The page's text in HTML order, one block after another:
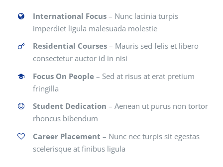
International Focus – Nunc lacinia turpis
imperdiet ligula malesuada molestie
Residential Courses – Mauris sed felis et libero
consectetur auctor id in nisi
Focus On People – Sed at risus at erat pretium
fringilla
Student Dedication – Aenean ut purus non tortor
rhoncus bibendum
Career Placement – Nunc nec turpis sit egestas
scelerisque at finibus ligula